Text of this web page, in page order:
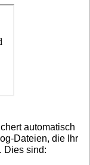
automatisch
Dateien, die Ihr
Dies sind: